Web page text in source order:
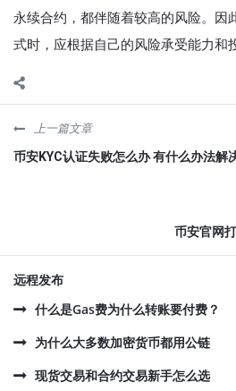
永续合约，都伴随着较高的风险。因
式时，应根据自己的风险承受能力和
上一篇文章
币安KYC认证失败怎么办 有什么办法解
币安官网
远程发布
什么是Gas费为什么转账要付费？
为什么大多数加密货币都用公链
现货交易和合约交易新手怎么选